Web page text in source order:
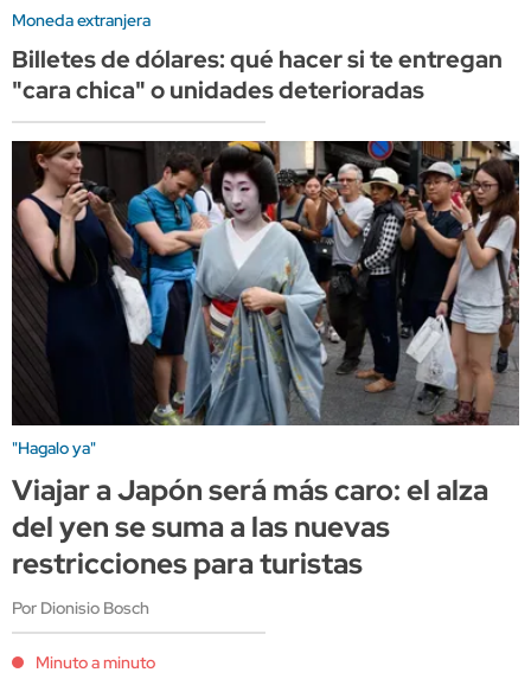
Moneda extranjera
Billetes de dólares: qué hacer si te entregan
"cara chica" o unidades deterioradas
"Hagalo ya"
Viajar a Japón será más caro: el alza
del yen se suma a las nuevas
restricciones para turistas
Por Dionisio Bosch
Minuto a minuto